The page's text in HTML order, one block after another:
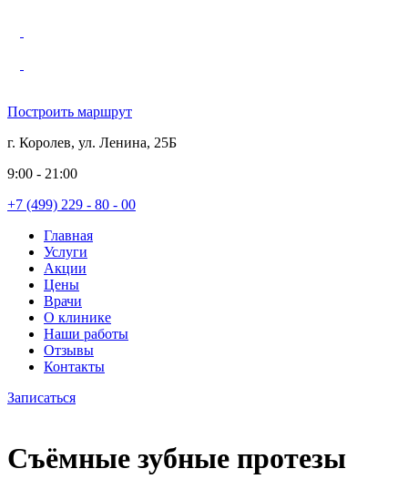
Построить маршрут
г. Королев, ул. Ленина, 25Б
9:00 - 21:00
+7 (499) 229 - 80 - 00
Главная
Услуги
Акции
Цены
Врачи
О клинике
Наши работы
Отзывы
Контакты
Записаться
Съёмные зубные протезы